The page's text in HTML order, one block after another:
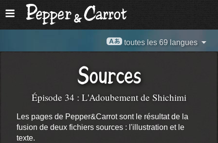
toutes les 69 langues
Sources
Épisode 34 : L'Adoubement de Shichimi
Les pages de Pepper&Carrot sont le résultat de la
fusion de deux fichiers sources : l'illustration et le
texte.